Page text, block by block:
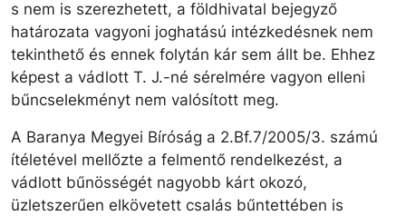
s nem is szerezhetett, a földhivatal bejegyző
határozata vagyoni joghatású intézkedésnek nem
tekinthető és ennek folytán kár sem állt be. Ehhez
képest a vádlott T. J.-né sérelmére vagyon elleni
bűncselekményt nem valósított meg.
A Baranya Megyei Bíróság a 2.Bf.7/2005/3. számú
ítéletével mellőzte a felmentő rendelkezést, a
vádlott bűnösségét nagyobb kárt okozó,
üzletszerűen elkövetett csalás bűntettében is